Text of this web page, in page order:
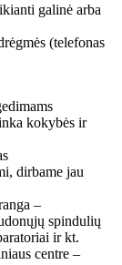
galinė arba
(telefonas
kokybės ir
dirbame jau
–
spindulių
ir kt.
centre –